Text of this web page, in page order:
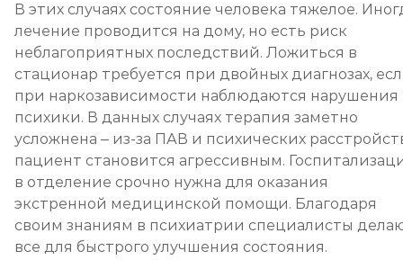
В этих случаях состояние человека тяжелое.
лечение проводится на дому, но есть риск
неблагоприятных последствий. Ложиться в
стационар требуется при двойных диагнозах,
при наркозависимости наблюдаются нарушения
психики. В данных случаях терапия заметно
усложнена – из-за ПАВ и психических
пациент становится агрессивным.
в отделение срочно нужна для оказания
экстренной медицинской помощи. Благодаря
своим знаниям в психиатрии специалисты
все для быстрого улучшения состояния.